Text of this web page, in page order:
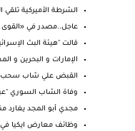
الشرطة الأميركية
عاجل..مصدر في «القوى
قالت "هيئة البث الإسرائيلية"
الإمارات و البحرين و
القبض علي شاب سحب
وفاة الشاب السوري
مجدي أبو المجد يغارد
وظائف معارض ايكيا في